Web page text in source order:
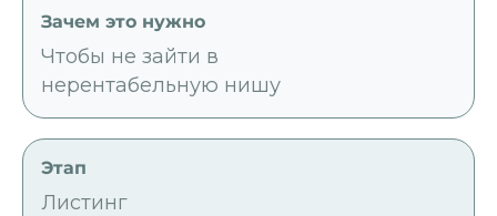
Чтобы не зайти в
нерентабельную нишу
Листинг